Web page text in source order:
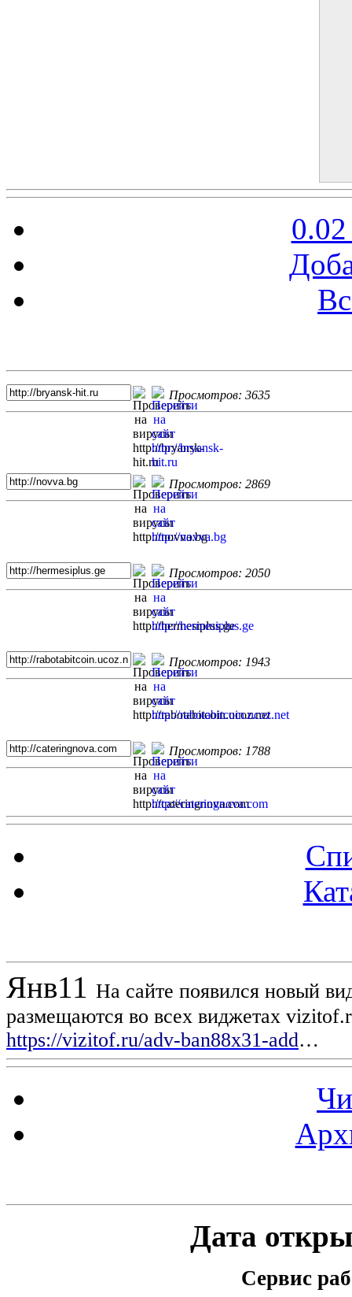
Просмотров: 3635
Просмотров: 2869
Просмотров: 2050
Просмотров: 1943
Просмотров: 1788
Янв11 На сайте появился новый
размещаются во всех виджетах
https://vizitof.ru/adv-ban88x31-add…
Дата
Сервис